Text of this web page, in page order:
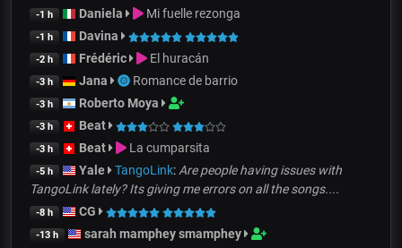
-1 h Daniela Mi fuelle rezonga
-1 h Davina
-2 h Frédéric El huracán
-3 h Jana Romance de barrio
-3 h Roberto Moya
-3 h Beat
-3 h Beat La cumparsita
-5 h Yale TangoLink:Are people having issues with
TangoLink lately? Its giving me errors on all the songs....
-8 h CG
-13 h sarah mamphey smamphey